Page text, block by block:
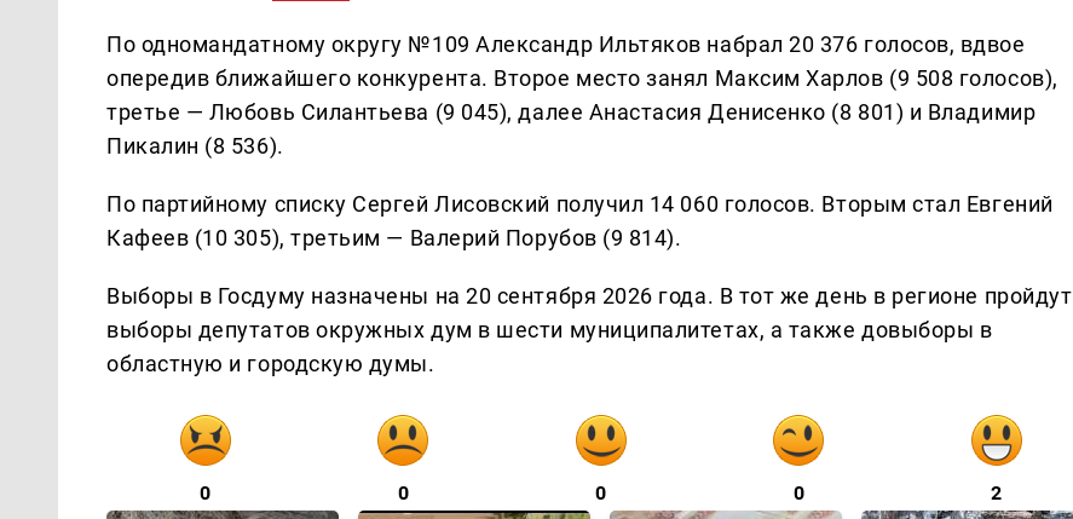
По одномандатному округу №109 Александр Ильтяков набрал 20 376 голосов, вдвое
опередив ближайшего конкурента. Второе место занял Максим Харлов (9 508 голосов),
третье — Любовь Силантьева (9 045), далее Анастасия Денисенко (8 801) и Владимир
Пикалин (8 536).
По партийному списку Сергей Лисовский получил 14 060 голосов. Вторым стал Евгений
Кафеев (10 305), третьим — Валерий Порубов (9 814).
Выборы в Госдуму назначены на 20 сентября 2026 года. В тот же день в регионе пройдут
выборы депутатов окружных дум в шести муниципалитетах, а также довыборы в
областную и городскую думы.
0 0 0 0 2